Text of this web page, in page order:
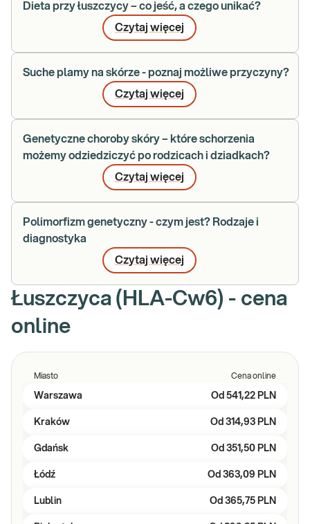
Dieta przy łuszczycy – co jeść, a czego unikać?
Czytaj więcej
Suche plamy na skórze - poznaj możliwe przyczyny?
Czytaj więcej
Genetyczne choroby skóry – które schorzenia
możemy odziedziczyć po rodzicach i dziadkach?
Czytaj więcej
Polimorfizm genetyczny - czym jest? Rodzaje i
diagnostyka
Czytaj więcej
Łuszczyca (HLA-Cw6) - cena
online
Miasto Cena online
Warszawa Od 541,22 PLN
Kraków Od 314,93 PLN
Gdańsk Od 351,50 PLN
Łódź Od 363,09 PLN
Lublin Od 365,75 PLN